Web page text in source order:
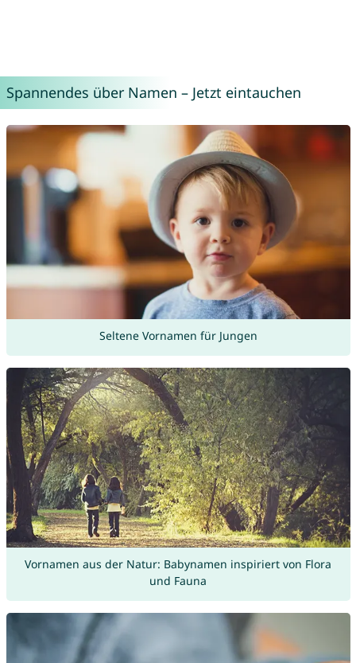
Spannendes über Namen – Jetzt eintauchen
Seltene Vornamen für Jungen
Vornamen aus der Natur: Babynamen inspiriert von Flora
und Fauna